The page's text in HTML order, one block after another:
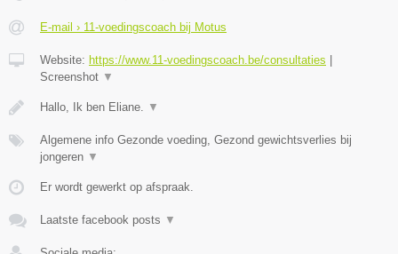
E-mail › 11-voedingscoach bij Motus
Website: https://www.11-voedingscoach.be/consultaties
Screenshot ▼
Hallo, Ik ben Eliane. ▼
Algemene info Gezonde voeding, Gezond gewichtsverlies bij
jongeren ▼
Er wordt gewerkt op afspraak.
Laatste facebook posts ▼